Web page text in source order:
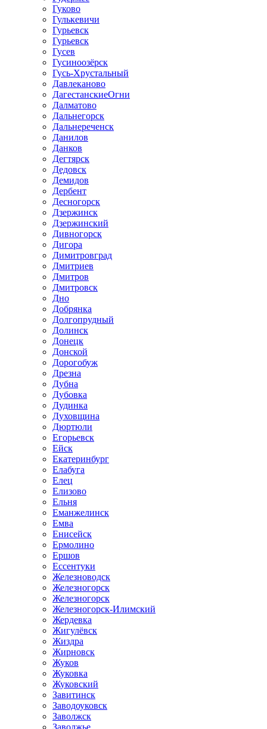
Гуково
Гулькевичи
Гурьевск
Гурьевск
Гусев
Гусиноозёрск
Гусь-Хрустальный
Давлеканово
ДагестанскиеОгни
Далматово
Дальнегорск
Дальнереченск
Данилов
Данков
Дегтярск
Дедовск
Демидов
Дербент
Десногорск
Дзержинск
Дзержинский
Дивногорск
Дигора
Димитровград
Дмитриев
Дмитров
Дмитровск
Дно
Добрянка
Долгопрудный
Долинск
Донецк
Донской
Дорогобуж
Дрезна
Дубна
Дубовка
Дудинка
Духовщина
Дюртюли
Егорьевск
Ейск
Екатеринбург
Елабуга
Елец
Елизово
Ельня
Еманжелинск
Емва
Енисейск
Ермолино
Ершов
Ессентуки
Железноводск
Железногорск
Железногорск
Железногорск-Илимский
Жердевка
Жигулёвск
Жиздра
Жирновск
Жуков
Жуковка
Жуковский
Завитинск
Заводоуковск
Заволжск
Заволжье